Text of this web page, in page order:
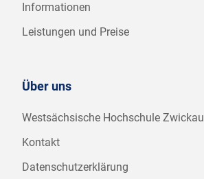
Informationen
Leistungen und Preise
Über uns
Westsächsische Hochschule Zwickau
Kontakt
Datenschutzerklärung